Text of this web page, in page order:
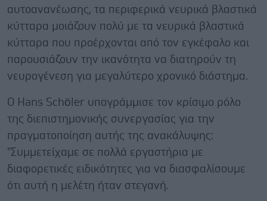
αυτοανανέωσης, τα περιφερικά νευρικά βλαστικά
κύτταρα μοιάζουν πολύ με τα νευρικά βλαστικά
κύτταρα που προέρχονται από τον εγκέφαλο και
παρουσιάζουν την ικανότητα να διατηρούν τη
νευρογένεση για μεγαλύτερο χρονικό διάστημα.
Ο Hans Schöler υπογράμμισε τον κρίσιμο ρόλο
της διεπιστημονικής συνεργασίας για την
πραγματοποίηση αυτής της ανακάλυψης:
"Συμμετείχαμε σε πολλά εργαστήρια με
διαφορετικές ειδικότητες για να διασφαλίσουμε
ότι αυτή η μελέτη ήταν στεγανή.